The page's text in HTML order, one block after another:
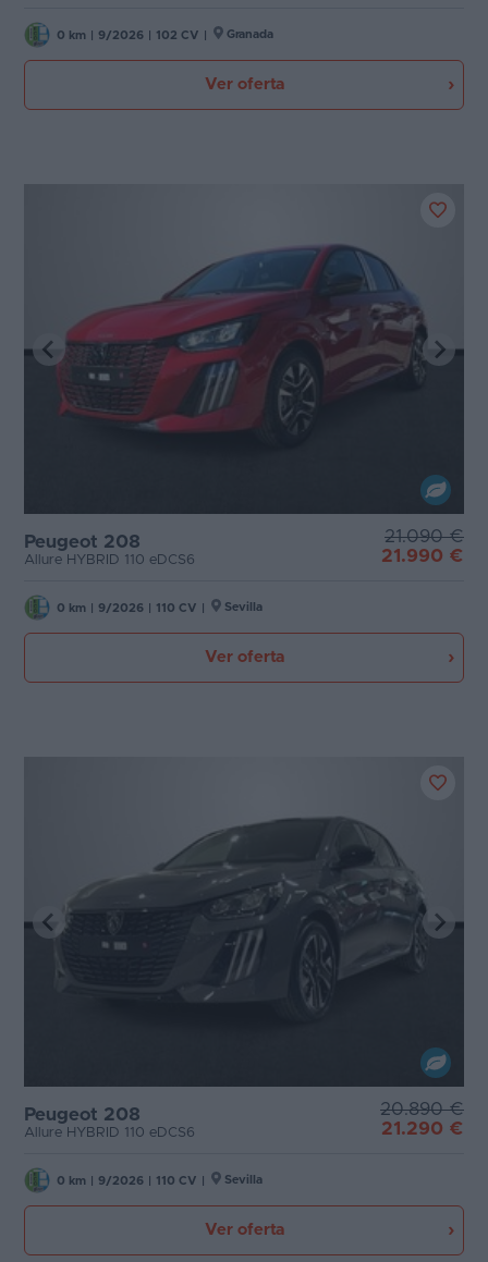
0 km 9/2026 102 CV Granada
Ver oferta
Peugeot 208
Allure HYBRID 110 eDCS6
21.090 €
21.990 €
0 km 9/2026 110 CV Sevilla
Ver oferta
Peugeot 208
Allure HYBRID 110 eDCS6
20.890 €
21.290 €
0 km 9/2026 110 CV Sevilla
Ver oferta